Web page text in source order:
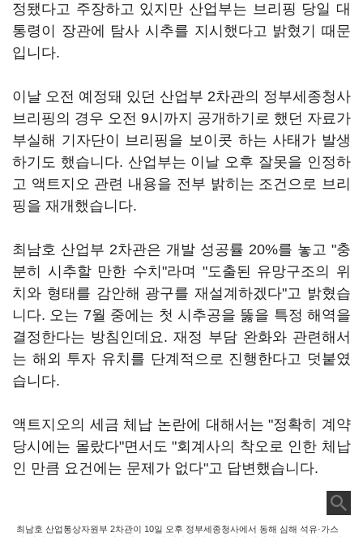
정됐다고 주장하고 있지만 산업부는 브리핑 당일 대
통령이 장관에 탐사 시추를 지시했다고 밝혔기 때문
입니다.
이날 오전 예정돼 있던 산업부 2차관의 정부세종청사
브리핑의 경우 오전 9시까지 공개하기로 했던 자료가
부실해 기자단이 브리핑을 보이콧 하는 사태가 발생
하기도 했습니다. 산업부는 이날 오후 잘못을 인정하
고 액트지오 관련 내용을 전부 밝히는 조건으로 브리
핑을 재개했습니다.
최남호 산업부 2차관은 개발 성공률 20%를 놓고 "충
분히 시추할 만한 수치"라며 "도출된 유망구조의 위
치와 형태를 감안해 광구를 재설계하겠다"고 밝혔습
니다. 오는 7월 중에는 첫 시추공을 뚫을 특정 해역을
결정한다는 방침인데요. 재정 부담 완화와 관련해서
는 해외 투자 유치를 단계적으로 진행한다고 덧붙였
습니다.
액트지오의 세금 체납 논란에 대해서는 "정확히 계약
당시에는 몰랐다"면서도 "회계사의 착오로 인한 체납
인 만큼 요건에는 문제가 없다"고 답변했습니다.
최남호 산업통상자원부 2차관이 10일 오후 정부세종청사에서 동해 심해 석유·가스